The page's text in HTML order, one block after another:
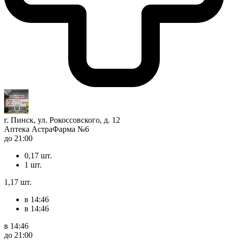
г. Пинск, ул. Рокоссовского, д. 12
Аптека АстраФарма №6
до 21:00
0,17 шт.
1 шт.
1,17 шт.
в 14:46
в 14:46
в 14:46
до 21:00